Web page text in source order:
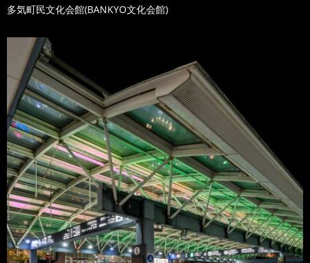
多気町民文化会館(BANKYO文化会館)